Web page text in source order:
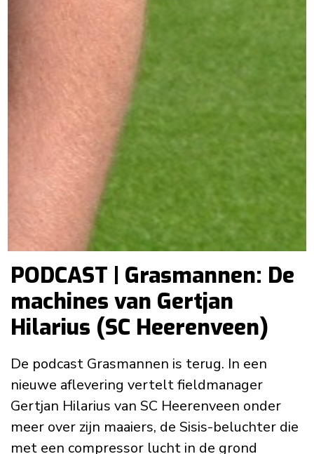
PODCAST | Grasmannen: De
machines van Gertjan
Hilarius (SC Heerenveen)
De podcast Grasmannen is terug. In een
nieuwe aflevering vertelt fieldmanager
Gertjan Hilarius van SC Heerenveen onder
meer over zijn maaiers, de Sisis-beluchter die
met een compressor lucht in de grond